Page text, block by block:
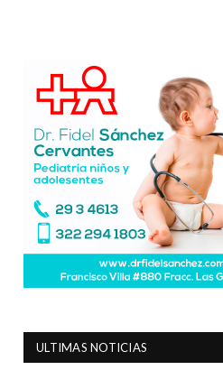
ULTIMAS NOTICIAS